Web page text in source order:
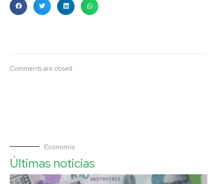
Comments are closed.
Economía
Últimas noticias